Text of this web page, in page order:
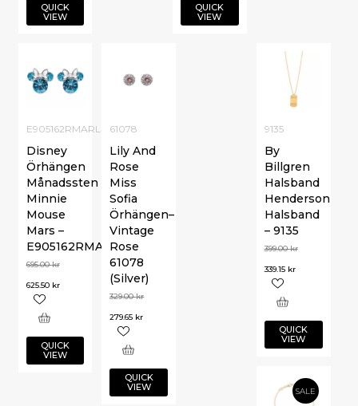
QUICK
VIEW
QUICK
VIEW
E905162RMARL
Disney
Örhängen
Månadssten
Minnie
Mouse
Mars –
E905162RMARL
695.00kr
625.50 kr
QUICK
VIEW
9135
By
Billgren
Halsband
Henderson
Halsband
– 9135
399.00kr
339.15 kr
QUICK
VIEW
61078
Lily And
Rose
Miss
Sofia
Örhängen–
Vintage
Rose
61078
(Silver)
329.00kr
279.65 kr
QUICK
VIEW
SALE